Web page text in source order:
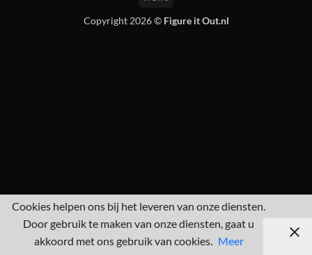
Copyright 2026 © Figure it Out.nl
Cookies helpen ons bij het leveren van onze diensten.
Door gebruik te maken van onze diensten, gaat u
akkoord met ons gebruik van cookies. Meer